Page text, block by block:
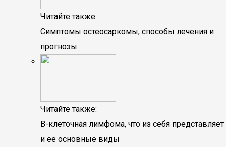
Читайте также:
Симптомы остеосаркомы, способы лечения и
прогнозы
Читайте также:
В-клеточная лимфома, что из себя представляет
и ее основные виды